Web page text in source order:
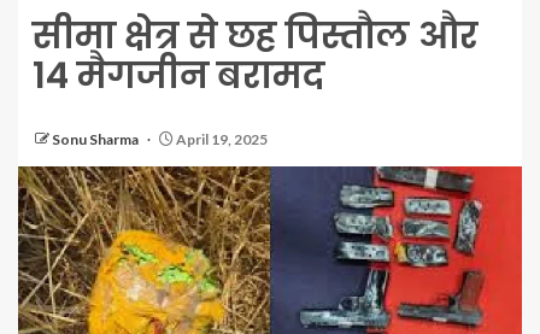
सीमा क्षेत्र से छह पिस्तौल और
14 मैगजीन बरामद
Sonu Sharma April 19, 2025